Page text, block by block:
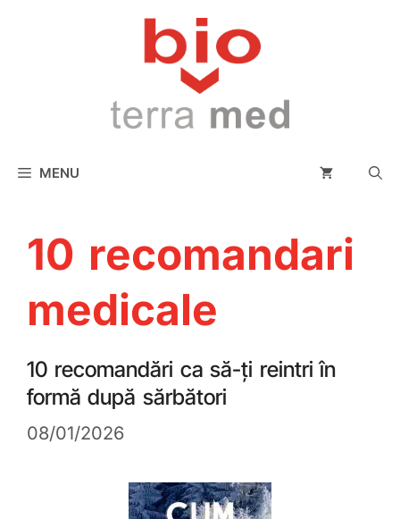
MENU
10 recomandari
medicale
10 recomandări ca să-ți reintri în
formă după sărbători
08/01/2026